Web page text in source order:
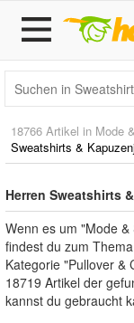
18766 Artikel in Mode
Sweatshirts &
Herren Sweatshirts
Wenn es um "Mode
findest du zum
Kategorie "Pullover &
18719 Artikel der
kannst du gebraucht